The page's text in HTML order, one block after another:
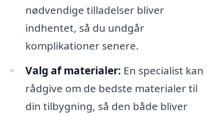
nødvendige tilladelser bliver
indhentet, så du undgår
komplikationer senere.
Valg af materialer: En specialist kan
rådgive om de bedste materialer til
din tilbygning, så den både bliver